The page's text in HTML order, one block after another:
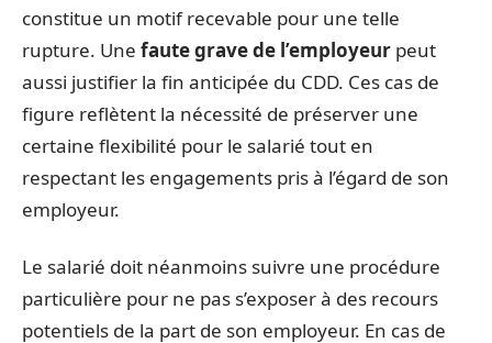
constitue un motif recevable pour une telle
rupture. Une faute grave de l’employeur peut
aussi justifier la fin anticipée du CDD. Ces cas de
figure reflètent la nécessité de préserver une
certaine flexibilité pour le salarié tout en
respectant les engagements pris à l’égard de son
employeur.
Le salarié doit néanmoins suivre une procédure
particulière pour ne pas s’exposer à des recours
potentiels de la part de son employeur. En cas de